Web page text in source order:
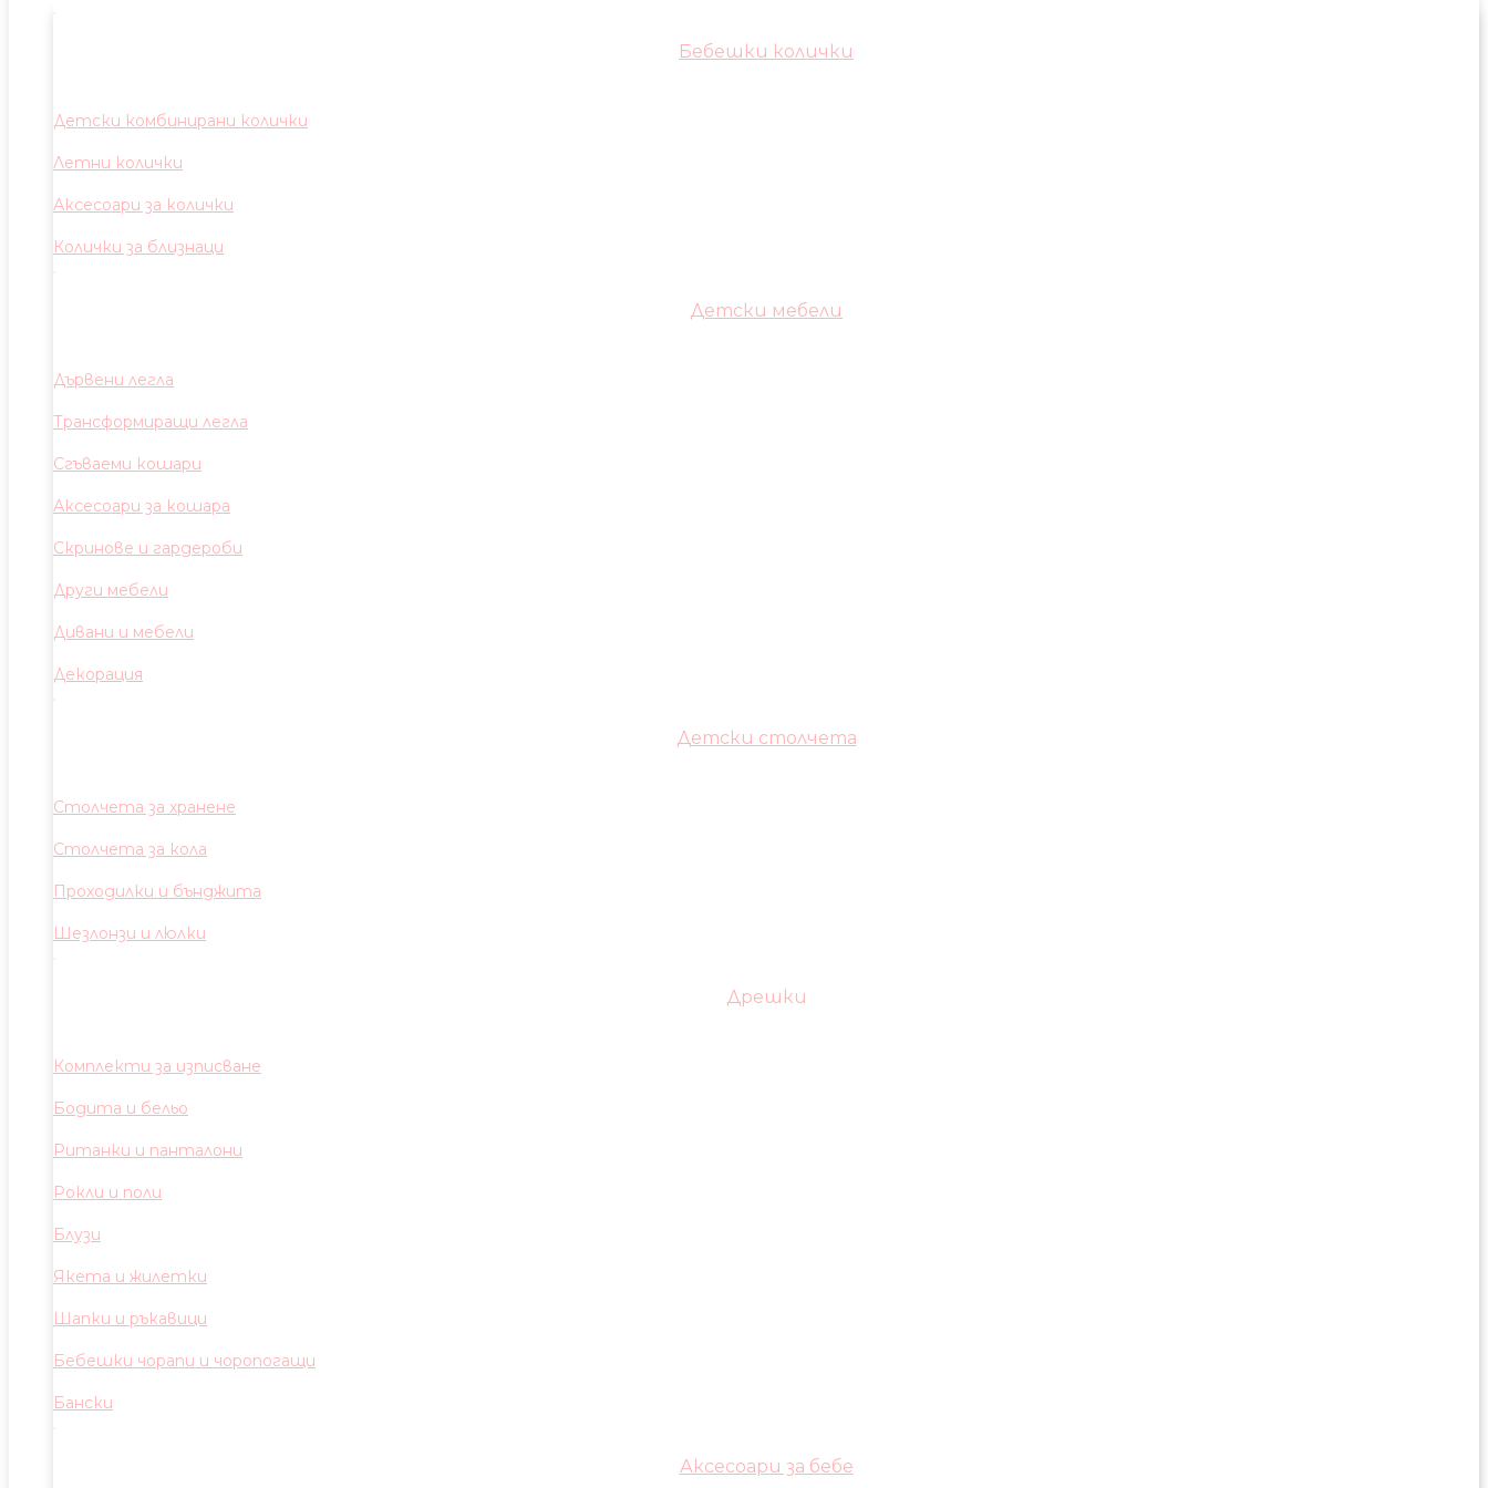
Бебешки колички
Детски комбинирани колички
Летни колички
Аксесоари за колички
Колички за близнаци
Детски мебели
Дървени легла
Трансформиращи легла
Сгъваеми кошари
Аксесоари за кошара
Скринове и гардероби
Други мебели
Дивани и мебели
Декорация
Детски столчета
Столчета за хранене
Столчета за кола
Проходилки и бънджита
Шезлонзи и люлки
Дрешки
Комплекти за изписване
Бодита и бельо
Ританки и панталони
Рокли и поли
Блузи
Якета и жилетки
Шапки и ръкавици
Бебешки чорапи и чоропогащи
Бански
Аксесоари за бебе